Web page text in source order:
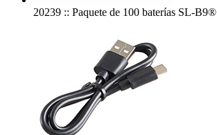
20239 :: Paquete de 100 baterías SL-B9®